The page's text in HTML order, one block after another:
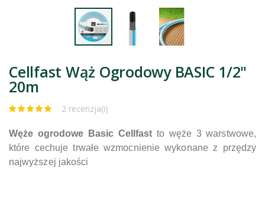
Cellfast Wąż Ogrodowy BASIC 1/2"
20m
2 recenzja(i)
Węże ogrodowe Basic Cellfast to węże 3 warstwowe,
które cechuje trwałe wzmocnienie wykonane z przędzy
najwyższej jakości